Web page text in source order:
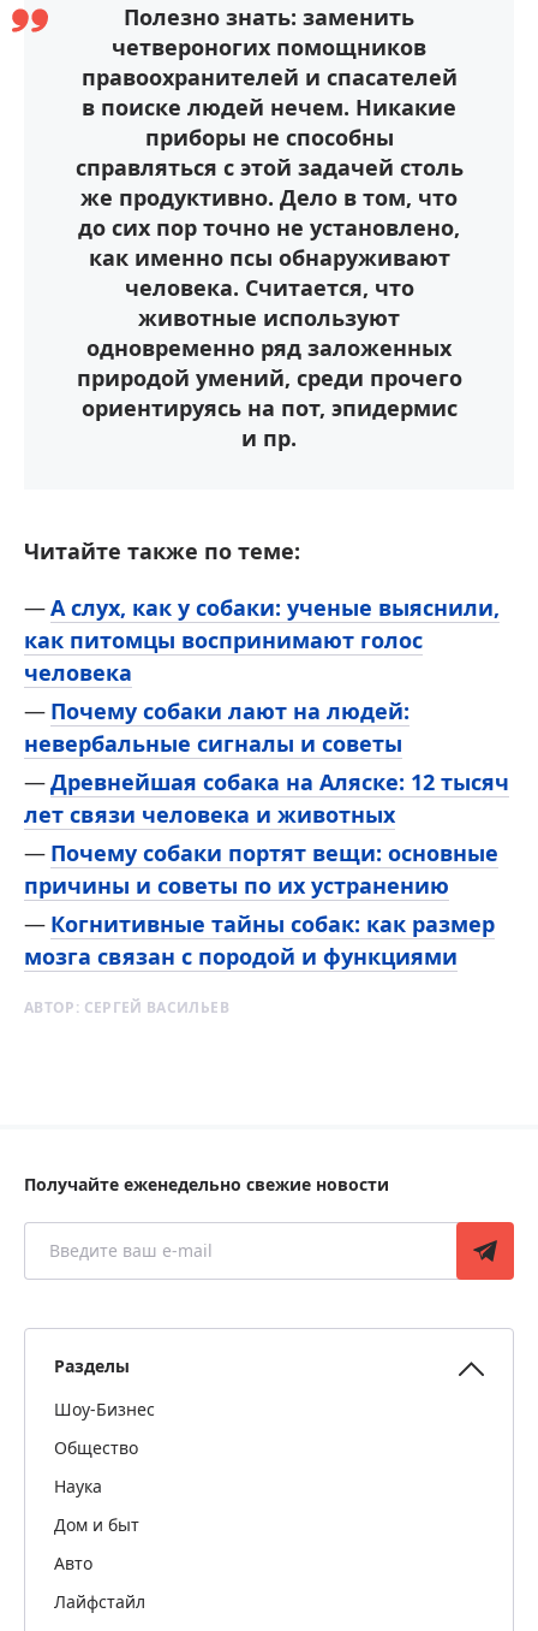
Полезно знать: заменить
четвероногих помощников
правоохранителей и спасателей
в поиске людей нечем. Никакие
приборы не способны
справляться с этой задачей столь
же продуктивно. Дело в том, что
до сих пор точно не установлено,
как именно псы обнаруживают
человека. Считается, что
животные используют
одновременно ряд заложенных
природой умений, среди прочего
ориентируясь на пот, эпидермис
и пр.
Читайте также по теме:
А слух, как у собаки: ученые выяснили,
как питомцы воспринимают голос
человека
Почему собаки лают на людей:
невербальные сигналы и советы
Древнейшая собака на Аляске: 12 тысяч
лет связи человека и животных
Почему собаки портят вещи: основные
причины и советы по их устранению
Когнитивные тайны собак: как размер
мозга связан с породой и функциями
АВТОР: СЕРГЕЙ ВАСИЛЬЕВ
Получайте еженедельно свежие новости
Разделы
Шоу-Бизнес
Общество
Наука
Дом и быт
Авто
Лайфстайл